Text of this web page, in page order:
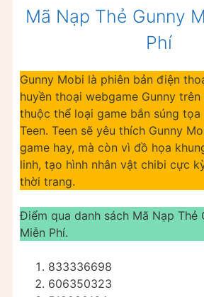
Mã Nạp Thẻ Gunny
Phí
Gunny Mobi là phiên bản điện
huyền thoại webgame Gunny trên
thuộc thể loại game bắn súng tọa
Teen. Teen sẽ yêu thích Gunny
game hay, mà còn vì đồ họa
linh, tạo hình nhân vật chibi cực
thời trang.
Điểm qua danh sách Mã Nạp Thẻ
Miễn Phí.
833336698
606350323